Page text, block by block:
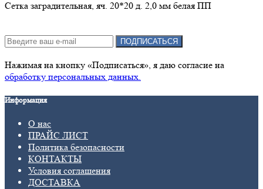
Сетка заградительная, яч. 20*20 д. 2,0 мм белая ПП
ПОДПИСАТЬСЯ
Нажимая на кнопку «Подписаться», я даю cогласие на
обработку персональных данных.
Информация
О нас
ПРАЙС ЛИСТ
Политика безопасности
КОНТАКТЫ
Условия соглашения
ДОСТАВКА